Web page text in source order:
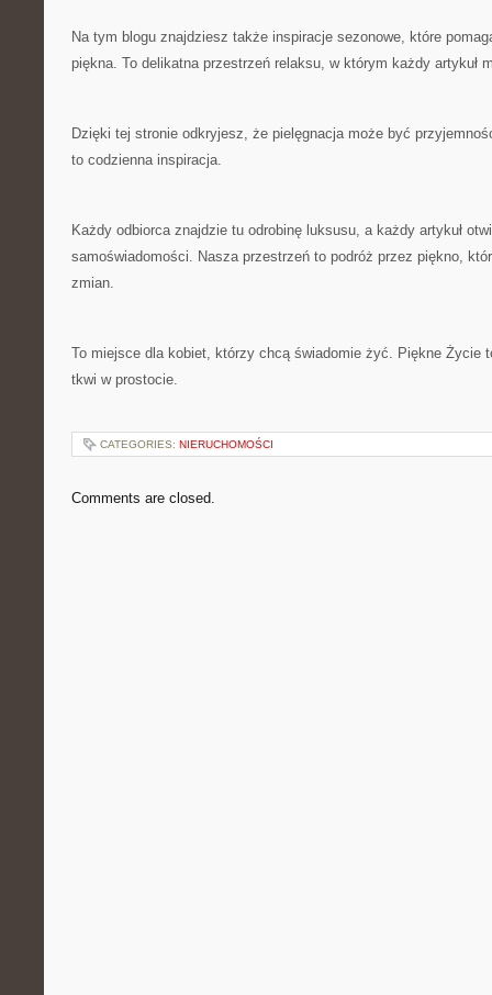
Na tym blogu znajdziesz także inspiracje sezonowe, które
piękna. To delikatna przestrzeń relaksu, w którym każdy artykuł
Dzięki tej stronie odkryjesz, że pielęgnacja może być
to codzienna inspiracja.
Każdy odbiorca znajdzie tu odrobinę luksusu, a każdy artykuł
samoświadomości. Nasza przestrzeń to podróż przez piękno,
zmian.
To miejsce dla kobiet, którzy chcą świadomie żyć. Piękne Życie
tkwi w prostocie.
CATEGORIES: NIERUCHOMOŚCI
Comments are closed.